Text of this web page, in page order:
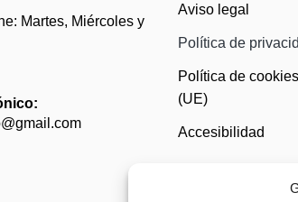
Martes, Miércoles y
Aviso legal
Política de
Política de cookies
(UE)
Accesibilidad